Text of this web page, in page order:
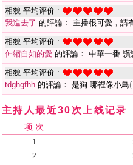
相貌 平均评价 :
我進去了 的評論： 主播很可愛，請
相貌 平均评价 :
伸縮自如的愛 的評論： 中華一番 讚
相貌 平均评价 :
tdghgfhh 的評論： 是狗 哪裡像小鳥
主持人最近30次上线记录
项 次
1
2